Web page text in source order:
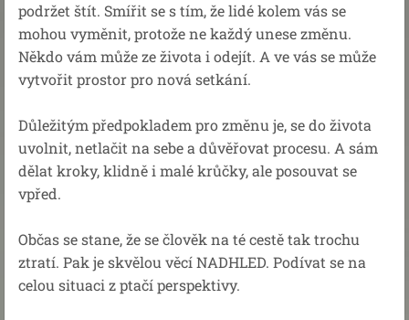
podržet štít. Smířit se s tím, že lidé kolem vás se
mohou vyměnit, protože ne každý unese změnu.
Někdo vám může ze života i odejít. A ve vás se může
vytvořit prostor pro nová setkání.
Důležitým předpokladem pro změnu je, se do života
uvolnit, netlačit na sebe a důvěřovat procesu. A sám
dělat kroky, klidně i malé krůčky, ale posouvat se
vpřed.
Občas se stane, že se člověk na té cestě tak trochu
ztratí. Pak je skvělou věcí NADHLED. Podívat se na
celou situaci z ptačí perspektivy.